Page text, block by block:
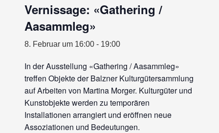
Vernissage: «Gathering /
Aasammleg»
8. Februar um 16:00 - 19:00
In der Ausstellung «Gathering / Aasammleg»
treffen Objekte der Balzner Kulturgütersammlung
auf Arbeiten von Martina Morger. Kulturgüter und
Kunstobjekte werden zu temporären
Installationen arrangiert und eröffnen neue
Assoziationen und Bedeutungen.